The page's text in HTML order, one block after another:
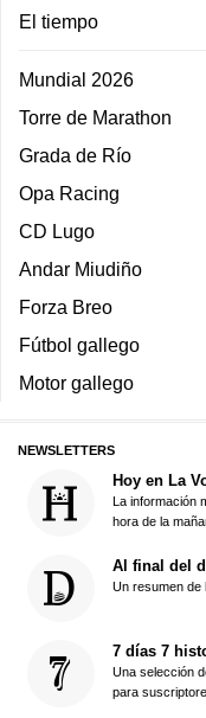
El tiempo
Mundial 2026
Torre de Marathon
Grada de Río
Opa Racing
CD Lugo
Andar Miudiño
Forza Breo
Fútbol gallego
Motor gallego
NEWSLETTERS
Hoy en La
La
hora de la
Al final del
Un resumen de
7 días 7
Una selección
para